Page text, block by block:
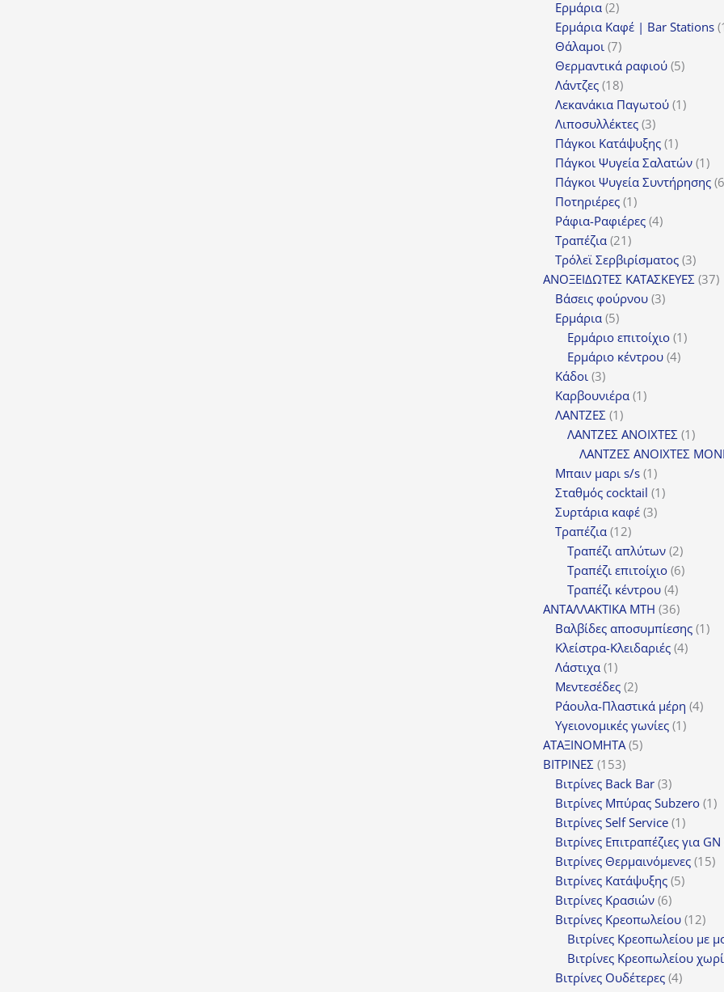
Ερμάρια 22
προϊόντα
Ερμάρια Καφέ | Bar Stations
Θάλαμοι 77
προϊόντα
Θερμαντικά ραφιού 55
Λάντζες 1818
προϊόντα
Λεκανάκια Παγωτού 11
Λιποσυλλέκτες 33
προϊόντα
Πάγκοι Κατάψυξης 11
προϊόν
Πάγκοι Ψυγεία Σαλατών 11
Πάγκοι Ψυγεία Συντήρησης 6
Ποτηριέρες 11
προϊόν
Ράφια-Ραφιέρες 44
Τραπέζια 2121
προϊόντα
Τρόλεϊ Σερβιρίσματος 33
ΑΝΟΞΕΙΔΩΤΕΣ ΚΑΤΑΣΚΕΥΕΣ 3737
Βάσεις φούρνου 33
Ερμάρια 55
προϊόντα
Ερμάριο επιτοίχιο 11
Ερμάριο κέντρου 44
Κάδοι 33
προϊόντα
Καρβουνιέρα 11
ΛΑΝΤΖΕΣ 11
προϊόν
ΛΑΝΤΖΕΣ ΑΝΟΙΧΤΕΣ 11
ΛΑΝΤΖΕΣ ΑΝΟΙΧΤΕΣ
Μπαιν μαρι s/s 11
προϊόν
Σταθμός cocktail 11
Συρτάρια καφέ 33
Τραπέζια 1212
προϊόντα
Τραπέζι απλύτων 22
προϊόντα
Τραπέζι επιτοίχιο 66
Τραπέζι κέντρου 44
προϊόντα
ΑΝΤΑΛΛΑΚΤΙΚΑ MTH 3636
προϊόντα
Βαλβίδες αποσυμπίεσης 11
Κλείστρα-Κλειδαριές 44
Λάστιχα 11
προϊόν
Μεντεσέδες 22
προϊόντα
Ράουλα-Πλαστικά μέρη 44
Υγειονομικές γωνίες 11
ΑΤΑΞΙΝΟΜΗΤΑ 55
ΒΙΤΡΙΝΕΣ 153153
προϊόντα
Βιτρίνες Back Bar 33
προϊόντα
Βιτρίνες Mπύρας Subzero 11
Βιτρίνες Self Service 11
προϊόν
Βιτρίνες Επιτραπέζιες για GN
Βιτρίνες Θερμαινόμενες 1515
Βιτρίνες Κατάψυξης 55
Βιτρίνες Κρασιών 66
προϊόντα
Βιτρίνες Κρεοπωλείου 1212
Βιτρίνες Κρεοπωλείου με
Βιτρίνες Κρεοπωλείου
Βιτρίνες Ουδέτερες 44